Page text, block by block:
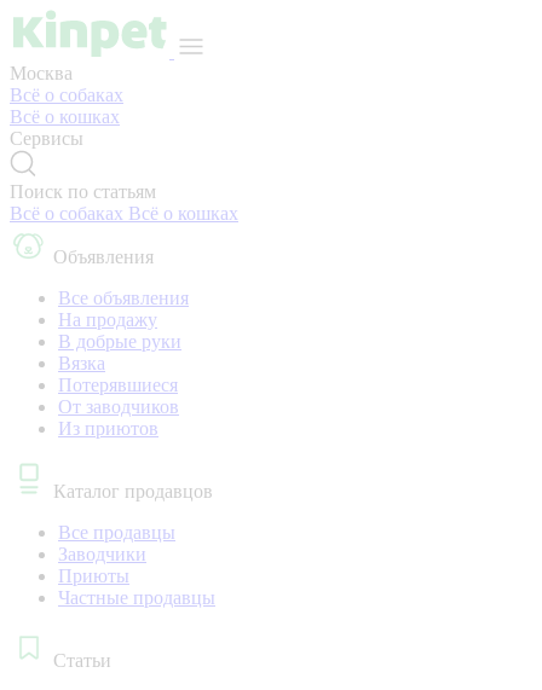
Москва
Всё о собаках
Всё о кошках
Сервисы
Поиск по статьям
Всё о собаках Всё о кошках
Объявления
Все объявления
На продажу
В добрые руки
Вязка
Потерявшиеся
От заводчиков
Из приютов
Каталог продавцов
Все продавцы
Заводчики
Приюты
Частные продавцы
Статьи